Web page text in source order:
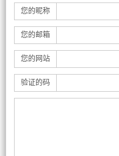
您的昵称
您的邮箱
您的网站
验证的码